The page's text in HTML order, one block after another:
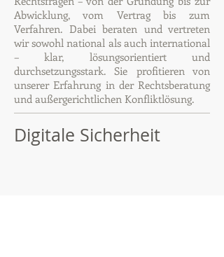
Abwicklung, vom Vertrag bis zum
Verfahren. Dabei beraten und vertreten
wir sowohl national als auch international
– klar, lösungsorientiert und
durchsetzungsstark. Sie profitieren von
unserer Erfahrung in der Rechtsberatung
und außergerichtlichen Konfliktlösung.
Digitale Sicherheit